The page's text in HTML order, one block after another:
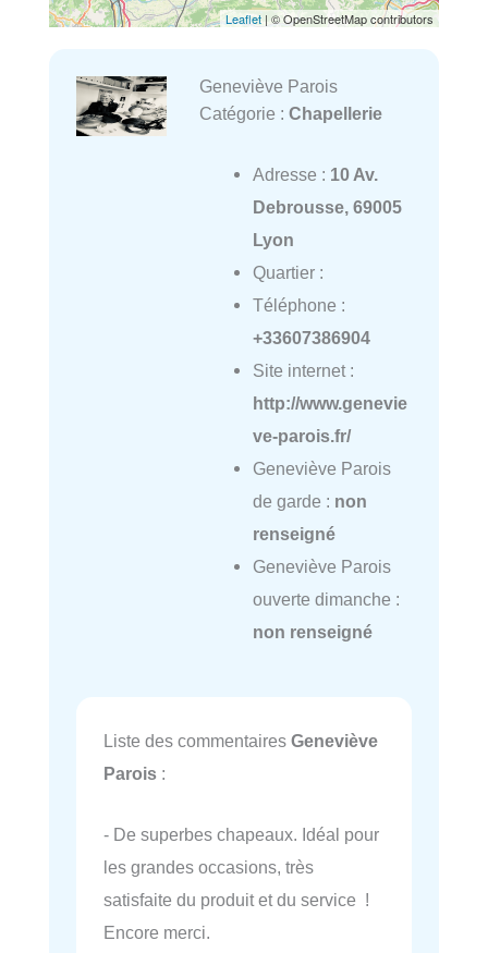
Leaflet | © OpenStreetMap contributors
Geneviève Parois
Catégorie : Chapellerie
Adresse : 10 Av.
Debrousse, 69005
Lyon
Quartier :
Téléphone :
+33607386904
Site internet :
http://www.genevie
ve-parois.fr/
Geneviève Parois
de garde : non
renseigné
Geneviève Parois
ouverte dimanche :
non renseigné
Liste des commentaires Geneviève
Parois :
- De superbes chapeaux. Idéal pour
les grandes occasions, très
satisfaite du produit et du service !
Encore merci.